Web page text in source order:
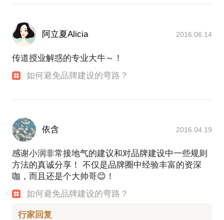
阿立夏Alicia 2016.06.14
传道授业解惑的专业大牛～！
如何避免品牌建设的弯路？
依含 2016.04.19
感谢小润非常接地气的建议和对品牌建设中一些规则
方法的真诚分享！ 不仅是品牌圈中经验丰富的资深
咖，而且还是个大帅哥😊！
如何避免品牌建设的弯路？
行家回复